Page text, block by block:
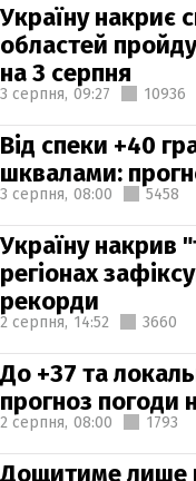
Україну накриє
областей
на 3 серпня
3 серпня, 09:27 10936
Від спеки +40
шквалами:
3 серпня, 08:00 5458
Україну накрив
регіонах
рекорди
2 серпня, 14:52 3660
До +37 та
прогноз погоди
2 серпня, 08:00 1793
Дощитиме лише